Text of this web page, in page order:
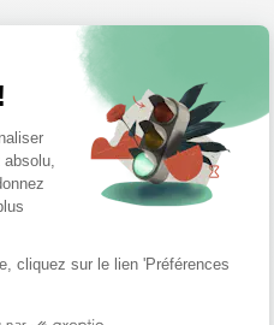
la communauté
sociaux
sur les réseaux
en ligne